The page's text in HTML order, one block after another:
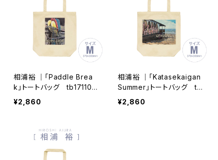
相浦裕 ｜「Paddle Brea
k」トートバッグ tb171106-
009
¥2,860
相浦裕 ｜「Katasekaigan
Summer」トートバッグ tb
171106-008
¥2,860